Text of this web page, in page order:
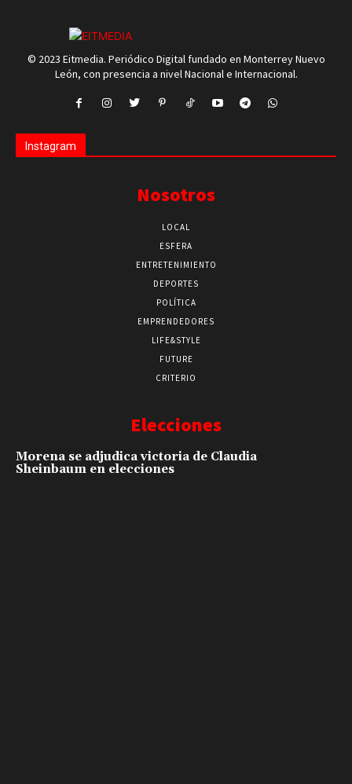
© 2023 Eitmedia. Periódico Digital fundado en Monterrey Nuevo
León, con presencia a nivel Nacional e Internacional.
Instagram
Nosotros
LOCAL
ESFERA
ENTRETENIMIENTO
DEPORTES
POLÍTICA
EMPRENDEDORES
LIFE&STYLE
FUTURE
CRITERIO
Elecciones
Morena se adjudica victoria de Claudia
Sheinbaum en elecciones